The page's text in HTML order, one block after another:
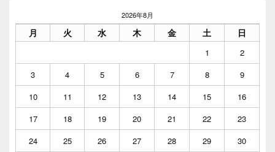
ン
2026年8月
月 火 水 木 金 土 日
1
2
3
4 5 6 7 8
9
10
11 12 13 14 15
16
17
18 19 20 21 22
23
24
25 26 27 28 29
30